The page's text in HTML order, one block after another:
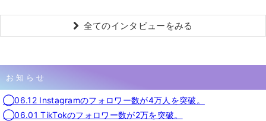
全てのインタビューをみる
お知らせ
◯06.12 Instagramのフォロワー数が4万人を突破。
◯06.01 TikTokのフォロワー数が2万を突破。